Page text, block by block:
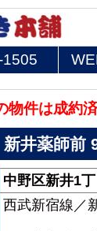
物件は成約
新井薬師前
中野区新井1丁
西武新宿線／